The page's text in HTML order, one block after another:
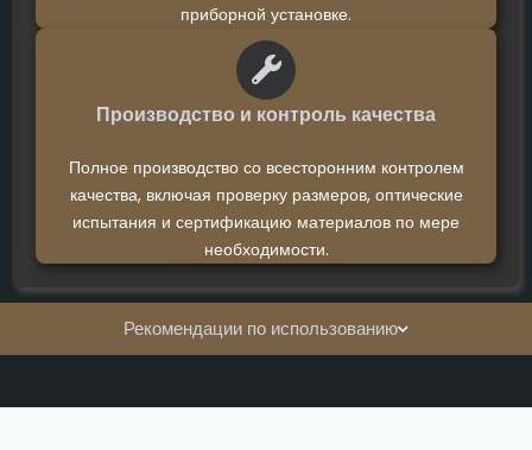
Рекомендации по использованию
приборной установке.
Производство и контроль качества
Полное производство со всесторонним контролем
качества, включая проверку размеров, оптические
испытания и сертификацию материалов по мере
необходимости.